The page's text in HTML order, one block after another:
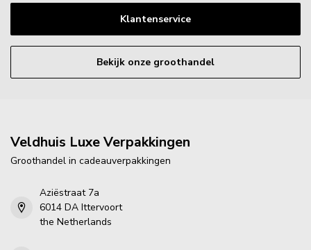
Klantenservice
Bekijk onze groothandel
Veldhuis Luxe Verpakkingen
Groothandel in cadeauverpakkingen
Aziëstraat 7a
6014 DA Ittervoort
the Netherlands